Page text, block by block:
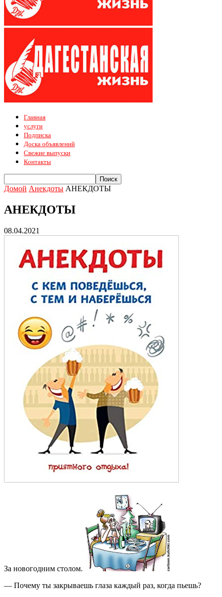
Главная
услуги
Подписка
Доска объявлений
Свежие выпуски
Контакты
Домой Анекдоты АНЕКДОТЫ
АНЕКДОТЫ
08.04.2021
За новогодним сто­лом.
— Почему ты закрыва­ешь глаза каждый раз, когда пьешь?